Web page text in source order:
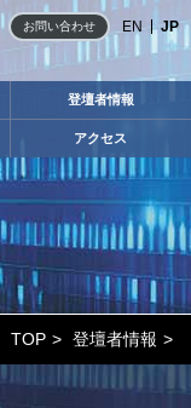
登壇者情報
アクセス
お問い合わせ EN JP
TOP 登壇者情報